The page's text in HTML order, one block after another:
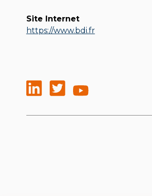
Site Internet
https://www.bdi.fr